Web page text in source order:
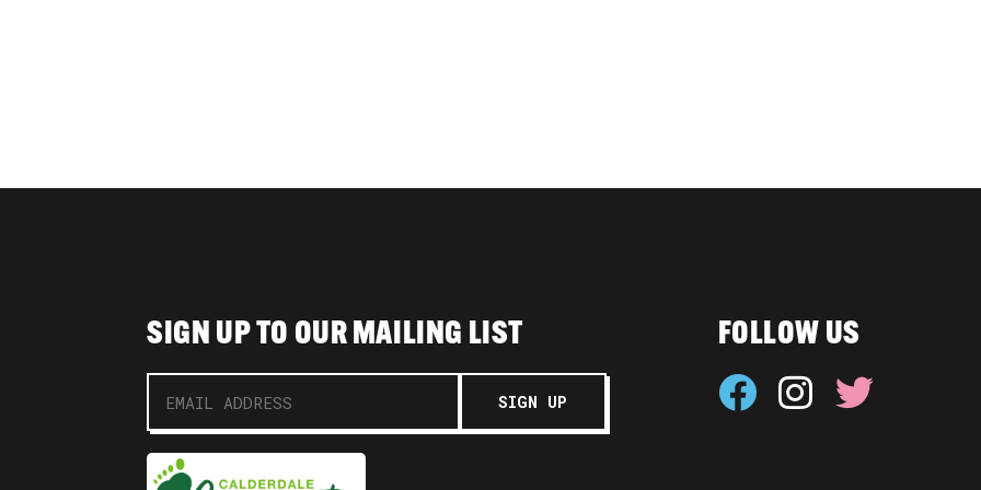
SIGN UP TO OUR MAILING LIST FOLLOW US